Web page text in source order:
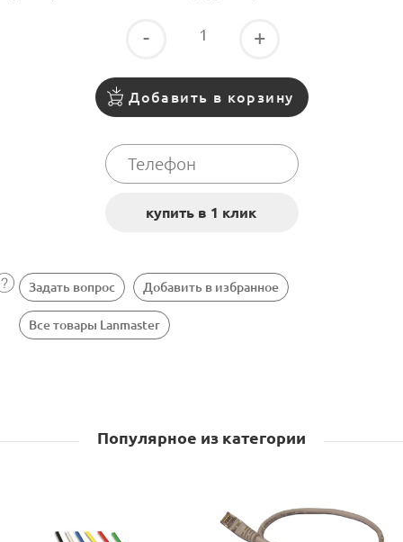
- +
Добавить в корзину
Задать вопрос Добавить в избранное
Все товары Lanmaster
Популярное из категории